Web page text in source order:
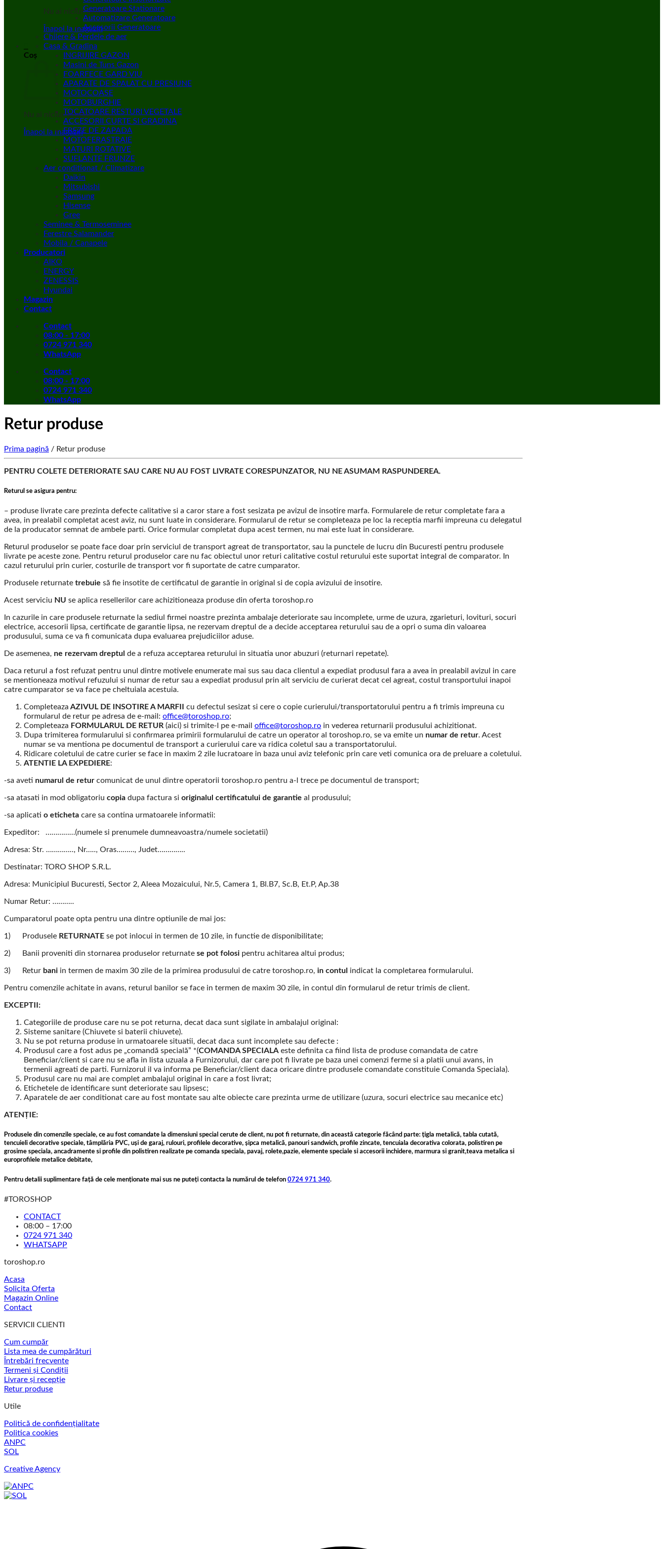
Nu ai niciun produs în coș.
Înapoi la magazin
Coș
Nu ai niciun produs în coș.
Înapoi la magazin
Generatoare Stationare
Automatizare Generatoare
Accesorii Generatoare
Chilere & Perdele de aer
Casa & Gradina
INGRIJIRE GAZON
Masini de Tuns Gazon
FOARFECE GARD VIU
APARATE DE SPALAT CU PRESIUNE
MOTOCOASE
MOTOBURGHIE
TOCATOARE RESTURI VEGETALE
ACCESORII CURTE SI GRADINA
FREZE DE ZAPADA
MOTOFERASTRAIE
MATURI ROTATIVE
SUFLANTE FRUNZE
Aer conditionat / Climatizare
Daikin
Mitsubishi
Samsung
Hisense
Gree
Seminee & Termoseminee
Ferestre Salamander
Mobila / Canapele
Producatori
AIKO
ENERGY
ZENESSIS
Hyundai
Magazin
Contact
Contact
08:00 - 17:00
0724 971 340
WhatsApp
Contact
08:00 - 17:00
0724 971 340
WhatsApp
Retur produse
Prima pagină / Retur produse
PENTRU COLETE DETERIORATE SAU CARE NU AU FOST LIVRATE CORESPUNZATOR, NU NE ASUMAM RASPUNDEREA.
Returul se asigura pentru:
– produse livrate care prezinta defecte calitative si a caror stare a fost sesizata pe avizul de insotire marfa. Formularele de retur completate fara a
avea, in prealabil completat acest aviz, nu sunt luate in considerare. Formularul de retur se completeaza pe loc la receptia marfii impreuna cu delegatul
de la producator semnat de ambele parti. Orice formular completat dupa acest termen, nu mai este luat in considerare.
Returul produselor se poate face doar prin serviciul de transport agreat de transportator, sau la punctele de lucru din Bucuresti pentru produsele
livrate pe aceste zone. Pentru returul produselor care nu fac obiectul unor returi calitative costul returului este suportat integral de comparator. In
cazul returului prin curier, costurile de transport vor fi suportate de catre cumparator.
Produsele returnate trebuie să fie insotite de certificatul de garantie in original si de copia avizului de insotire.
Acest serviciu NU se aplica resellerilor care achizitioneaza produse din oferta toroshop.ro
In cazurile in care produsele returnate la sediul firmei noastre prezinta ambalaje deteriorate sau incomplete, urme de uzura, zgarieturi, lovituri, socuri
electrice, accesorii lipsa, certificate de garantie lipsa, ne rezervam dreptul de a decide acceptarea returului sau de a opri o suma din valoarea
produsului, suma ce va fi comunicata dupa evaluarea prejudiciilor aduse.
De asemenea, ne rezervam dreptul de a refuza acceptarea returului in situatia unor abuzuri (returnari repetate).
Daca returul a fost refuzat pentru unul dintre motivele enumerate mai sus sau daca clientul a expediat produsul fara a avea in prealabil avizul in care
se mentioneaza motivul refuzului si numar de retur sau a expediat produsul prin alt serviciu de curierat decat cel agreat, costul transportului inapoi
catre cumparator se va face pe cheltuiala acestuia.
Completeaza AZIVUL DE INSOTIRE A MARFII
cu defectul sesizat si cere o copie curierului/transportatorului pentru a fi trimis impreuna cu
formularul de retur pe adresa de e-mail: office@toroshop.ro;
Completeaza FORMULARUL DE RETUR (aici) si trimite-l pe e-mail office@toroshop.ro in vederea returnarii produsului achizitionat.
Dupa trimiterea formularului si confirmarea primirii formularului de catre un operator al toroshop.ro, se va emite un numar de retur. Acest
numar se va mentiona pe documentul de transport a curierului care va ridica coletul sau a transportatorului.
Ridicare coletului de catre curier se face in maxim 2 zile lucratoare in baza unui aviz telefonic prin care veti comunica ora de preluare a coletului.
ATENTIE LA EXPEDIERE:
-sa aveti numarul de retur comunicat de unul dintre operatorii toroshop.ro pentru a-l trece pe documentul de transport;
-sa atasati in mod obligatoriu copia dupa factura si originalul certificatului de garantie al produsului;
-sa aplicati o eticheta care sa contina urmatoarele informatii:
Expeditor: ……………(numele si prenumele dumneavoastra/numele societatii)
Adresa: Str. ………….., Nr….., Oras………, Judet…………..
Destinatar: TORO SHOP S.R.L.
Adresa: Municipiul Bucuresti, Sector 2, Aleea Mozaicului, Nr.5, Camera 1, Bl.B7, Sc.B, Et.P, Ap.38
Numar Retur: ………..
Cumparatorul poate opta pentru una dintre optiunile de mai jos:
1) Produsele RETURNATE se pot inlocui in termen de 10 zile, in functie de disponibilitate;
2) Banii proveniti din stornarea produselor returnate se pot folosi pentru achitarea altui produs;
3) Retur bani in termen de maxim 30 zile de la primirea produsului de catre toroshop.ro, in contul indicat la completarea formularului.
Pentru comenzile achitate in avans, returul banilor se face in termen de maxim 30 zile, in contul din formularul de retur trimis de client.
EXCEPTII:
Categoriile de produse care nu se pot returna, decat daca sunt sigilate in ambalajul original:
Sisteme sanitare (Chiuvete si baterii chiuvete).
Nu se pot returna produse in urmatoarele situatii, decat daca sunt incomplete sau defecte :
Produsul care a fost adus pe „comandă specială” *(COMANDA SPECIALA este definita ca fiind lista de produse comandata de catre
Beneficiar/client si care nu se afla in lista uzuala a Furnizorului, dar care pot fi livrate pe baza unei comenzi ferme si a platii unui avans, in
termenii agreati de parti. Furnizorul il va informa pe Beneficiar/client daca oricare dintre produsele comandate constituie Comanda Speciala).
Produsul care nu mai are complet ambalajul original in care a fost livrat;
Etichetele de identificare sunt deteriorate sau lipsesc;
Aparatele de aer conditionat care au fost montate sau alte obiecte care prezinta urme de utilizare (uzura, socuri electrice sau mecanice etc)
ATENȚIE:
Produsele din comenzile speciale, ce au fost comandate la dimensiuni special cerute de client, nu pot fi returnate, din această categorie făcând parte: țigla metalică, tabla cutată,
tencuieli decorative speciale, tâmplăria PVC, uși de garaj, rulouri, profilele decorative, șipca metalică, panouri sandwich, profile zincate, tencuiala decorativa colorata, polistiren pe
grosime speciala, ancadramente si profile din polistiren realizate pe comanda speciala, pavaj, rolete,pazie, elemente speciale si accesorii inchidere, marmura si granit,teava metalica si
europrofilele metalice debitate,
Pentru detalii suplimentare față de cele menționate mai sus ne puteți contacta la numărul de telefon 0724 971 340.
#TOROSHOP
CONTACT
08:00 – 17:00
0724 971 340
WHATSAPP
toroshop.ro
Acasa
Solicita Oferta
Magazin Online
Contact
SERVICII CLIENTI
Cum cumpăr
Lista mea de cumpărături
Întrebări frecvente
Termeni și Condiții
Livrare și recepție
Retur produse
Utile
Politică de confidențialitate
Politica cookies
ANPC
SOL
Creative Agency